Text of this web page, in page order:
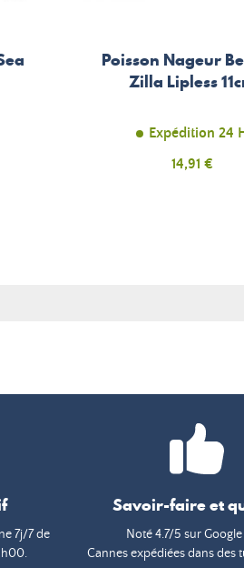
Poisson Nageur
Zilla Lipless
Expédition 24
Prix
14,91 €
7j/7 de
Savoir-faire et
Noté 4.7/5 sur
Cannes expédiées dans des